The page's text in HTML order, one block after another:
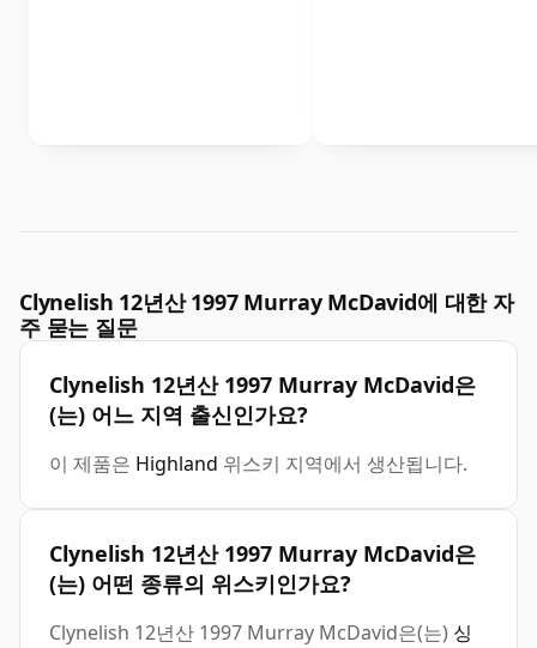
Clynelish 12년산 1997 Murray McDavid에 대한 자
주 묻는 질문
Clynelish 12년산 1997 Murray McDavid은
(는) 어느 지역 출신인가요?
이 제품은 Highland 위스키 지역에서 생산됩니다.
Clynelish 12년산 1997 Murray McDavid은
(는) 어떤 종류의 위스키인가요?
Clynelish 12년산 1997 Murray McDavid은(는) 싱